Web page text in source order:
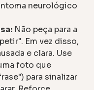
neurológico
Não peça para a
Em vez disso,
e clara. Use
foto que
para sinalizar